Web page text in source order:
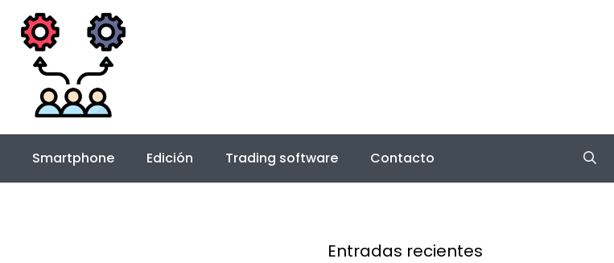
Smartphone Edición Trading software Contacto
Entradas recientes